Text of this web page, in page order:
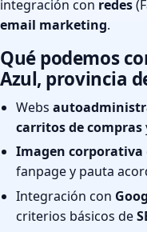
integración con redes
email marketing.
Qué podemos
Azul, provincia
Webs
carritos de compras
Imagen corporativa
fanpage y pauta
Integración con
criterios básicos de